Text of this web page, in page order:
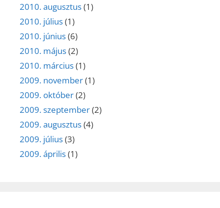
2010. augusztus(1)
2010. július(1)
2010. június(6)
2010. május(2)
2010. március(1)
2009. november(1)
2009. október(2)
2009. szeptember(2)
2009. augusztus(4)
2009. július(3)
2009. április(1)